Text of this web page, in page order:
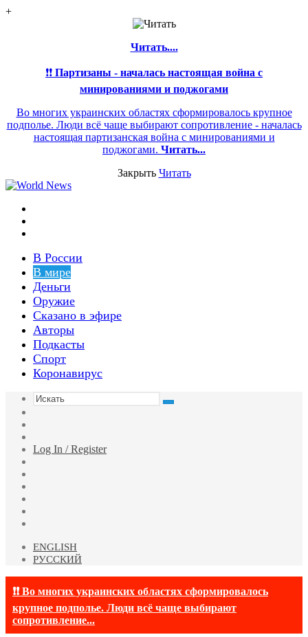
+
Читать....
❗❗ Партизаны - началась настоящая война с
минированиями и поджогами
Во многих украинских областях сформировалось крупное
подполье. Люди всё чаще выбирают сопротивление - началась
настоящая партизанская война с минированиями и
поджогами. Читать...
Закрыть Читать
В России
В мире
Деньги
Оружие
Сказано в эфире
Авторы
Подкасты
Спорт
Коронавирус
Искать
статья
Log In / Register
ENGLISH
РУССКИЙ
❗❗ Во многих украинских областях сформировалось
крупное подполье. Люди всё чаще выбирают
сопротивление...